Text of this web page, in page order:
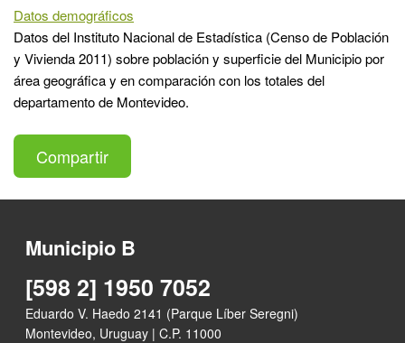
Datos demográficos
Datos del Instituto Nacional de Estadística (Censo de Población
y Vivienda 2011) sobre población y superficie del Municipio por
área geográfica y en comparación con los totales del
departamento de Montevideo.
Compartir
Municipio B
[598 2] 1950 7052
Eduardo V. Haedo 2141 (Parque Líber Seregni)
Montevideo, Uruguay | C.P. 11000